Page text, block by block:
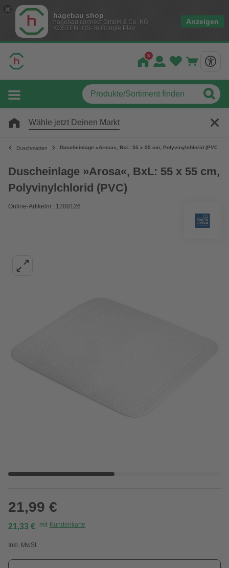
hagebau shop
hagebau connect GmbH & Co. KG
KOSTENLOS- In Google Play
Anzeigen
Wähle jetzt Deinen Markt
Duschmatten Duscheinlage »Arosa«, BxL: 55 x 55 cm, Polyvinylchlorid (PVC)
Duscheinlage »Arosa«, BxL: 55 x 55 cm,
Polyvinylchlorid (PVC)
Online-Artikelnr.: 1208126
21,99 €
21,33 € mit Kundenkarte
Inkl. MwSt.